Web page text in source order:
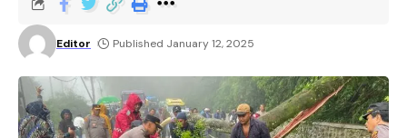
Editor Published January 12, 2025